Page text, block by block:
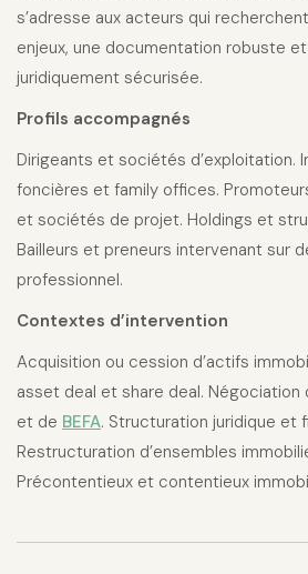
s’adresse aux acteurs qui
enjeux, une documentation robuste
juridiquement sécurisée.
Profils accompagnés
Dirigeants et sociétés d’exploitation.
foncières et family offices.
et sociétés de projet. Holdings et
Bailleurs et preneurs intervenant sur
professionnel.
Contextes d’intervention
Acquisition ou cession d’actifs
asset deal et share deal. Négociation
et de BEFA. Structuration juridique et
Restructuration d’ensembles
Précontentieux et contentieux